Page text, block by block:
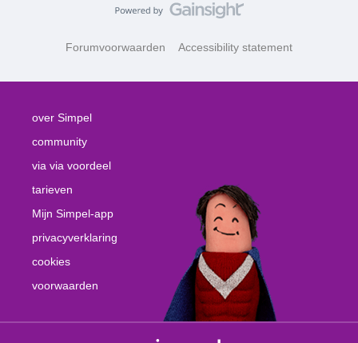
Forumvoorwaarden Accessibility statement
over Simpel
community
via via voordeel
tarieven
Mijn Simpel-app
privacyverklaring
cookies
voorwaarden